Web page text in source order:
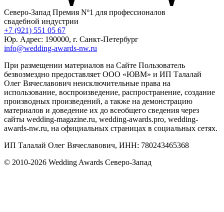
Северо-Запад Премия Nº1 для профессионалов
свадебной индустрии
+7 (921) 551 05 67
Юр. Адрес: 190000, г. Санкт-Петербург
info@wedding-awards-nw.ru
При размещении материалов на Сайте Пользователь
безвозмездно предоставляет ООО «ЮВМ» и ИП Талалай
Олег Вячеславович неисключительные права на
использование, воспроизведение, распространение, создание
производных произведений, а также на демонстрацию
материалов и доведение их до всеобщего сведения через
сайты wedding-magazine.ru, wedding-awards.pro, wedding-
awards-nw.ru, на официальных страницах в социальных сетях.
ИП Талалай Олег Вячеславович, ИНН: 780243465368
© 2010-2026 Wedding Awards Северо-Запад